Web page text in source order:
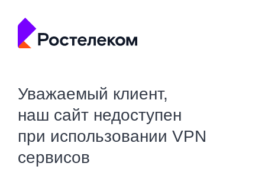
Уважаемый клиент,
наш сайт недоступен
при использовании VPN
сервисов